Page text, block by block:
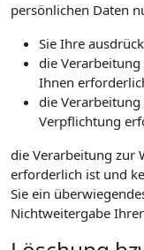
persönlichen Daten
Sie Ihre
die
Ihnen
die
Verpflichtung
die Verarbeitung zur
erforderlich ist und
Sie ein
Nichtweitergabe